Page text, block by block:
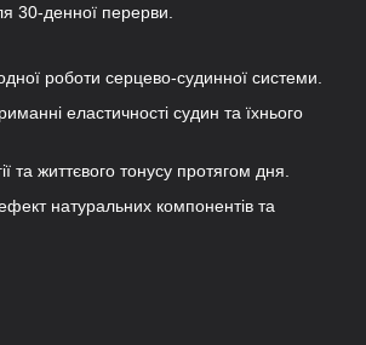
30-денної перерви.
роботи серцево-судинної системи.
еластичності судин та їхнього
та життєвого тонусу протягом дня.
натуральних компонентів та